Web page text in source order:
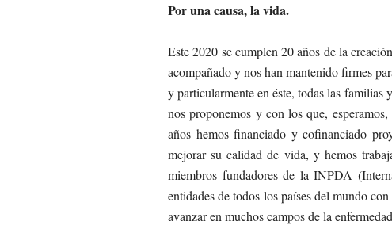
Por una causa, la vida.
Este 2020 se cumplen 20 años de la
acompañado y nos han mantenido firmes
y particularmente en éste, todas las familias
nos proponemos y con los que,
años hemos financiado y cofinanciado
mejorar su calidad de vida, y hemos
miembros fundadores de la INPDA
entidades de todos los países del mundo
avanzar en muchos campos de la